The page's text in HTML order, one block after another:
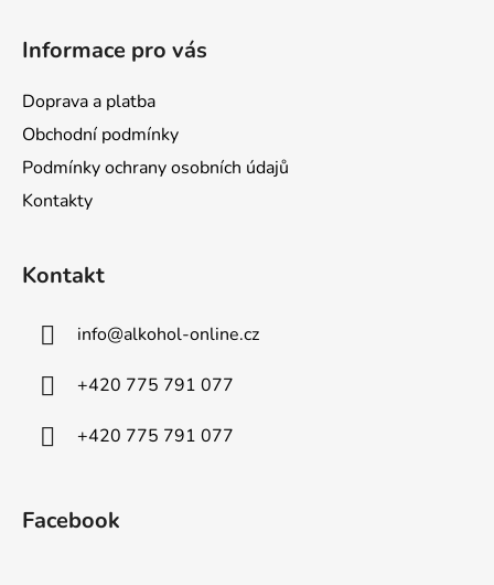
Informace pro vás
Doprava a platba
Obchodní podmínky
Podmínky ochrany osobních údajů
Kontakty
Kontakt
info@alkohol-online.cz
+420 775 791 077
+420 775 791 077
Facebook